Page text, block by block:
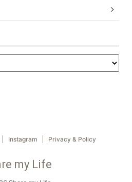
Instagram Privacy & Policy
my Life